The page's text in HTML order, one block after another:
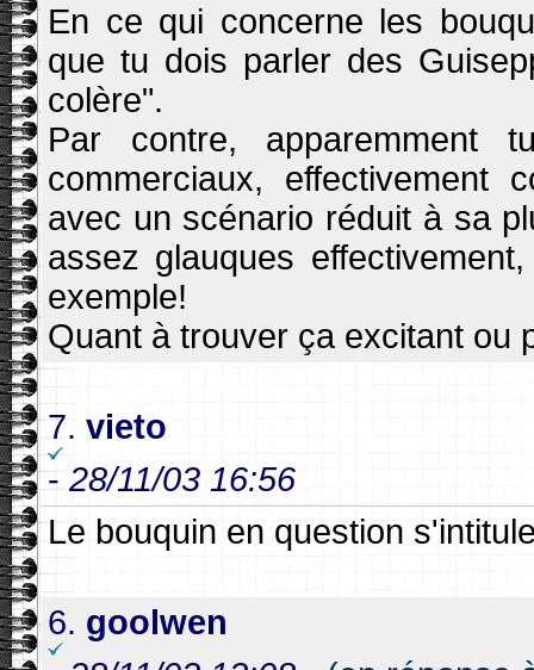
En ce qui concerne les
que tu dois parler des
colère".
Par contre, apparemment
commerciaux, effectivement
avec un scénario réduit à sa
assez glauques
exemple!
Quant à trouver ça excitant ou
7. vieto
-28/11/03 16:56
Le bouquin en question
6. goolwen